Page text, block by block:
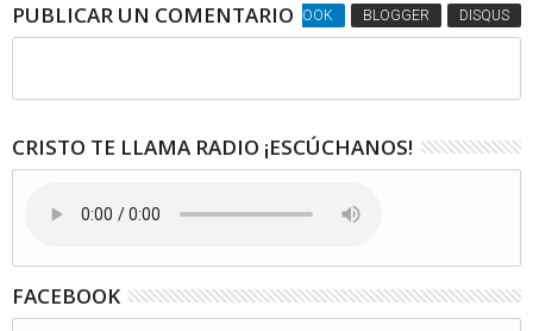
PUBLICAR UN COMENTARIOFACEBOOK BLOGGER DISQUS
CRISTO TE LLAMA RADIO ¡ESCÚCHANOS!
FACEBOOK